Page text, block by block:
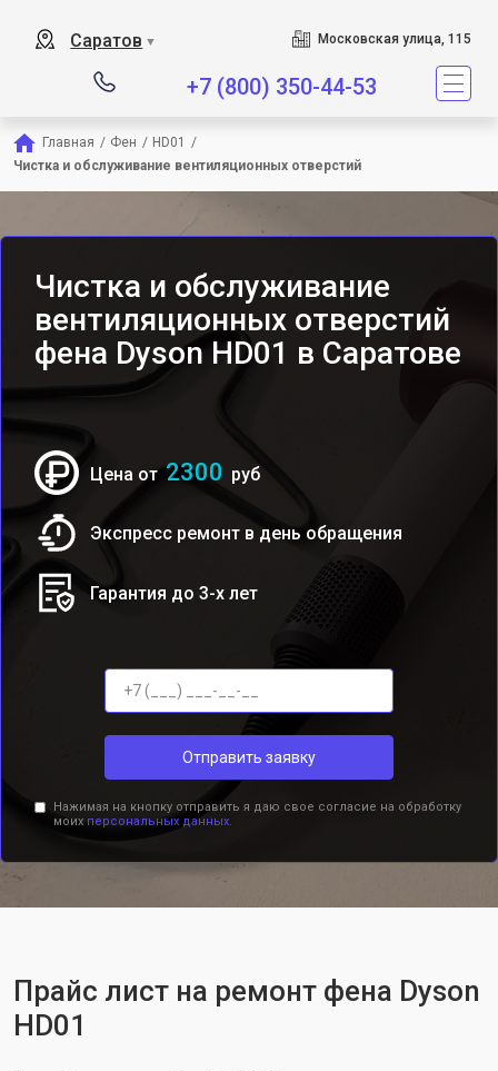
Саратов ▼ Московская улица, 115
+7 (800) 350-44-53
Главная / Фен / HD01
/
Чистка и обслуживание вентиляционных отверстий
Чистка и обслуживание
вентиляционных отверстий
фена Dyson HD01 в Саратове
Цена от 2300 руб
Экспресс ремонт в день обращения
Гарантия до 3-х лет
Отправить заявку
Нажимая на кнопку отправить я даю свое согласие на обработку
моих персональных данных.
Прайс лист на ремонт фена Dyson
HD01